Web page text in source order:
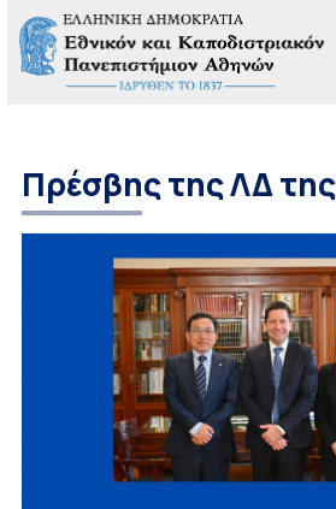
Πρέσβης της ΛΔ